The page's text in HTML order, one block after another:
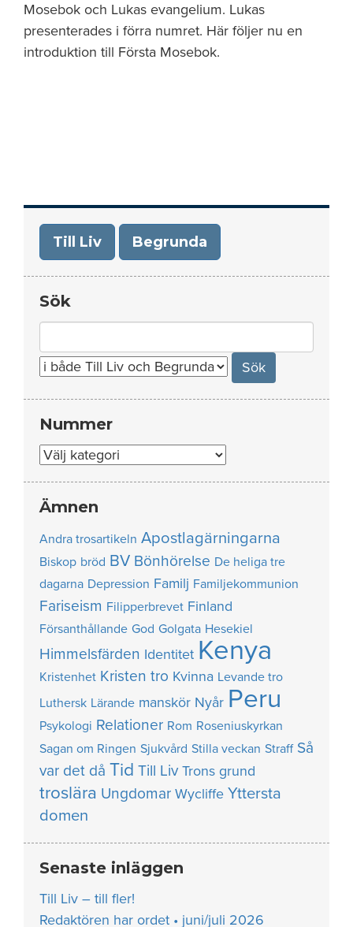
Mosebok och Lukas evangelium. Lukas
presenterades i förra numret. Här följer nu en
introduktion till Första Mosebok.
Till Liv Begrunda
Sök
for:
Nummer
Nummer
Ämnen
Andra trosartikeln Apostlagärningarna
Biskop bröd BV Bönhörelse De heliga tre
dagarna Depression Familj Familjekommunion
Fariseism Filipperbrevet Finland
Försanthållande God Golgata Hesekiel
Himmelsfärden Identitet Kenya
Kristenhet Kristen tro Kvinna Levande tro
Luthersk Lärande manskör Nyår Peru
Psykologi Relationer Rom Roseniuskyrkan
Sagan om Ringen Sjukvård Stilla veckan Straff Så
var det då Tid Till Liv Trons grund
troslära Ungdomar Wycliffe Yttersta
domen
Senaste inläggen
Till Liv – till fler!
Redaktören har ordet • juni/juli 2026